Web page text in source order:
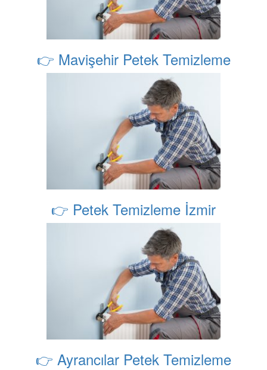
👉 Mavişehir Petek Temizleme
👉 Petek Temizleme İzmir
👉 Ayrancılar Petek Temizleme